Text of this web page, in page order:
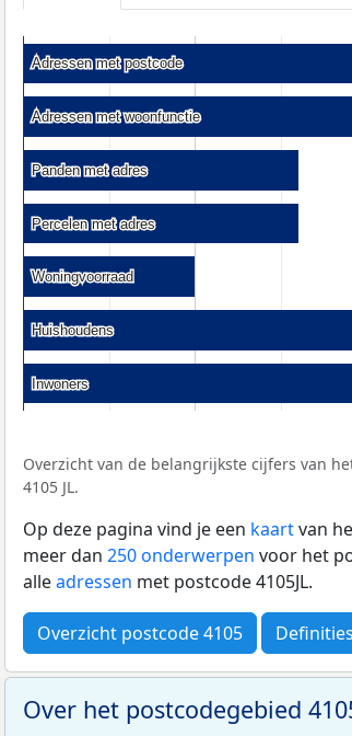
Adressen met postcode
Adressen met postcode
Adressen met woonfunctie
Adressen met woonfunctie
Panden met adres
Panden met adres
Percelen met adres
Percelen met adres
Woningvoorraad
Woningvoorraad
Huishoudens
Huishoudens
Inwoners
Inwoners
Overzicht van de belangrijkste cijfers van
4105 JL.
Op deze pagina vind je een kaartvan
meer dan 250 onderwerpen voor het
alleadressen met postcode 4105JL.
Overzicht postcode 4105 Definities
Over het postcodegebied